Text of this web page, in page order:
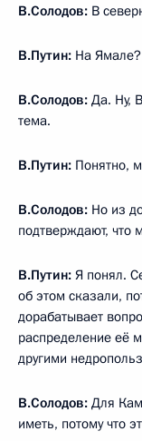
В.Солодов: В
В.Путин: На Ямале?
В.Солодов: Да. Ну,
тема.
В.Путин: Понятно,
В.Солодов: Но из
подтверждают, что
В.Путин: Я понял.
об этом сказали,
дорабатывает
распределение её
другими
В.Солодов: Для
иметь, потому что